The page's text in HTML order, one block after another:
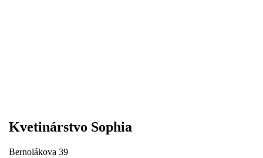
Kvetinárstvo Sophia
Bernolákova 39